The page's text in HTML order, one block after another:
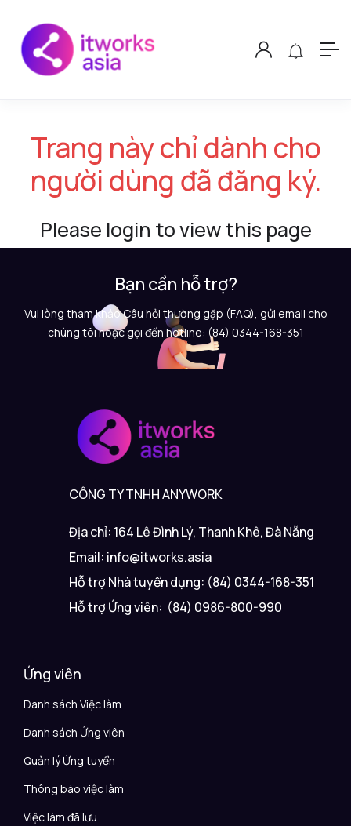
Trang này chỉ dành cho
người dùng đã đăng ký.
Please login to view this page
Bạn cần hỗ trợ?
Vui lòng tham khảo Câu hỏi thường gặp (FAQ), gửi email cho
chúng tôi hoặc gọi đến hotline: (84) 0344-168-351
CÔNG TY TNHH ANYWORK
Địa chỉ: 164 Lê Đình Lý, Thanh Khê, Đà Nẵng
Email: info@itworks.asia
Hỗ trợ Nhà tuyển dụng: (84) 0344-168-351
Hỗ trợ Ứng viên: (84) 0986-800-990
Ứng viên
Danh sách Việc làm
Danh sách Ứng viên
Quản lý Ứng tuyển
Thông báo việc làm
Việc làm đã lưu